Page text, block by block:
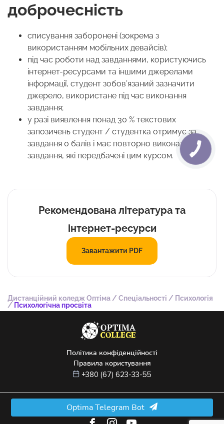
доброчесність
списування заборонені (зокрема з
використанням мобільних девайсів);
під час роботи над завданнями, користуючись
інтернет-ресурсами та іншими джерелами
інформації, студент зобов’язаний зазначити
джерело, використане під час виконання
завдання;
у разі виявлення понад 30 % текстових
запозичень студент / студентка отримує за
завдання 0 балів і має повторно виконати
завдання, які передбачені цим курсом.
Рекомендована література та
інтернет-ресурси
Завантажити PDF
Дистанційний коледж Оптіма/ Спеціальності / Психологія
/ Психологічна просвіта
Політика конфіденційності
Правила користування
+380 (67) 623-33-55
2026ТОВ "ФАХОВИЙ ПЕРЕДВИЩИЙ КОЛЕДЖ "ОПТІМА"
Optima Telegram Bot